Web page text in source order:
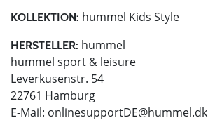
KOLLEKTION: hummel Kids Style
HERSTELLER: hummel
hummel sport & leisure
Leverkusenstr. 54
22761 Hamburg
E-Mail: onlinesupportDE@hummel.dk